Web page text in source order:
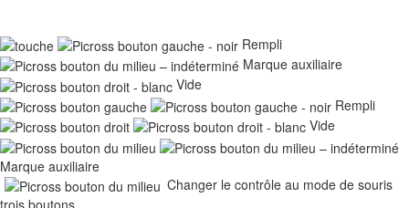
Rempli
Marque auxiliaire
Vide
Rempli
Vide
Marque auxiliaire
Changer le contrôle au mode de souris